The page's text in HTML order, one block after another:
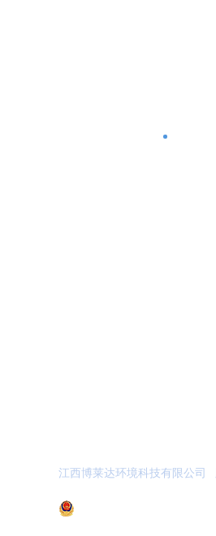
江西博莱达环境科技有限公司